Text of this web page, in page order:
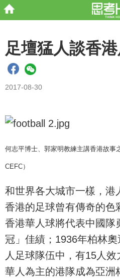
足壇猛人談香
2017-08-30
何志平博士、郭家明教練主講香港故事
CEFC）
和世界各大城市一樣，港
香港的足球曾有傳奇的色
香港華人球將代表中國隊
冠」佳績；1936年柏林
人足球隊伍中，有15人
華人為主的港隊成為亞洲